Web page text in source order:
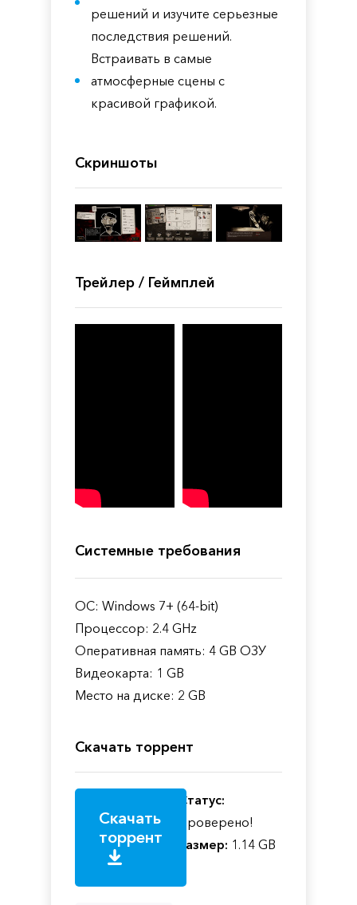
решений и изучите серьезные
последствия решений.
Встраивать в самые
атмосферные сцены с
красивой графикой.
Скриншоты
Трейлер / Геймплей
Системные требования
ОС: Windows 7+ (64-bit)
Процессор: 2.4 GHz
Оперативная память: 4 GB ОЗУ
Видеокарта: 1 GB
Место на диске: 2 GB
Скачать торрент
Скачать
торрент
Статус:
Проверено!
Размер: 1.14 GB